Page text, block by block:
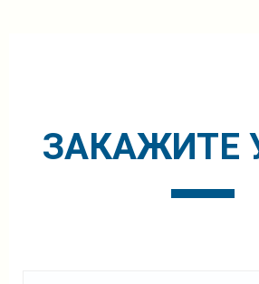
ЗАКАЖИТЕ